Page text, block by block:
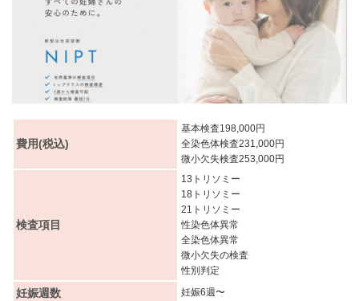
費用(税込)
基本検査198,000円
全染色体検査231,000円
微小欠失検査253,000円
検査項目
13トリソミー
18トリソミー
21トリソミー
性染色体異常
全染色体異常
微小欠失の検査
性別判定
妊娠週数 妊娠6週〜